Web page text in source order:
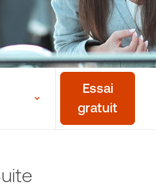
Essai
gratuit